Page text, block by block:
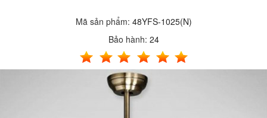
Mã sản phẩm: 48YFS-1025(N)
Bảo hành: 24